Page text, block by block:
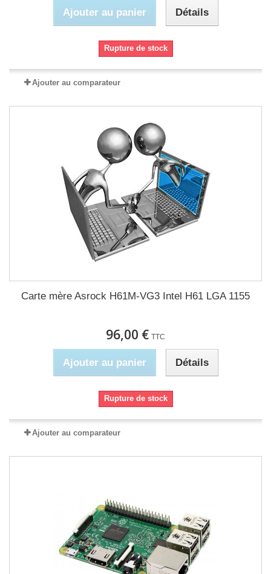
Ajouter au panier Détails
Rupture de stock
Ajouter au comparateur
Carte mère Asrock H61M-VG3 Intel H61 LGA 1155
96,00 € TTC
Ajouter au panier Détails
Rupture de stock
Ajouter au comparateur